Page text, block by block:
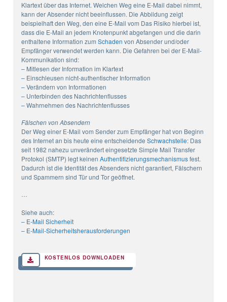
Klartext über das Internet. Welchen Weg eine E-Mail dabei nimmt,
kann der Absender nicht beeinflussen. Die Abbildung zeigt
beispielhaft den Weg, den eine E-Mail vom Das Risiko hierbei ist,
dass die E-Mail an jedem Knotenpunkt abgefangen und die darin
enthaltene Information zum Schaden von Absender und/oder
Empfänger verwendet werden kann. Die Gefahren bei der E-Mail-
Kommunikation sind:
– Mitlesen der Information im Klartext
– Einschleusen nicht-authentischer Information
– Verändern von Informationen
– Unterbinden des Nachrichtenflusses
– Wahrnehmen des Nachrichtenflusses
Fälschen von Absendern
Der Weg einer E-Mail vom Sender zum Empfänger hat von Beginn
des Internet an bis heute eine entscheidende Schwachstelle: Das
seit 1982 nahezu unverändert eingesetzte Simple Mail Transfer
Protokol (SMTP) legt keinen Authentifizierungsmechanismusfest.
Dadurch ist die Identität des Absenders nicht garantiert, Fälschern
und Spammern sind Tür und Tor geöffnet.
…
Siehe auch:
– E-Mail Sicherheit
– E-Mail-Sicherheitsherausforderungen
KOSTENLOS DOWNLOADEN